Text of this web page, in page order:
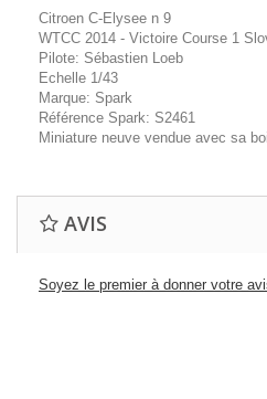
Citroen C-Elysee n 9
WTCC 2014 - Victoire Course 1
Pilote: Sébastien Loeb
Echelle 1/43
Marque: Spark
Référence Spark: S2461
Miniature neuve vendue avec sa
AVIS
Soyez le premier à donner votre